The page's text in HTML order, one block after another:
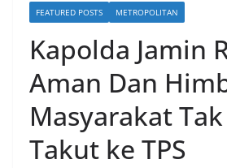
FEATURED POSTS METROPOLITAN
Kapolda Jamin
Aman Dan
Masyarakat
Takut ke TPS